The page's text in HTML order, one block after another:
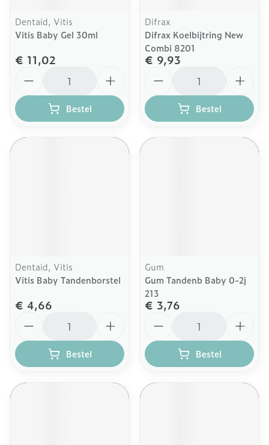
Dentaid, Vitis
Vitis Baby Gel 30ml
€ 11,02
Bestel
Difrax
Difrax Koelbijtring New
Combi 8201
€ 9,93
Bestel
Dentaid, Vitis
Vitis Baby Tandenborstel
€ 4,66
Bestel
Gum
Gum Tandenb Baby 0-2j
213
€ 3,76
Bestel